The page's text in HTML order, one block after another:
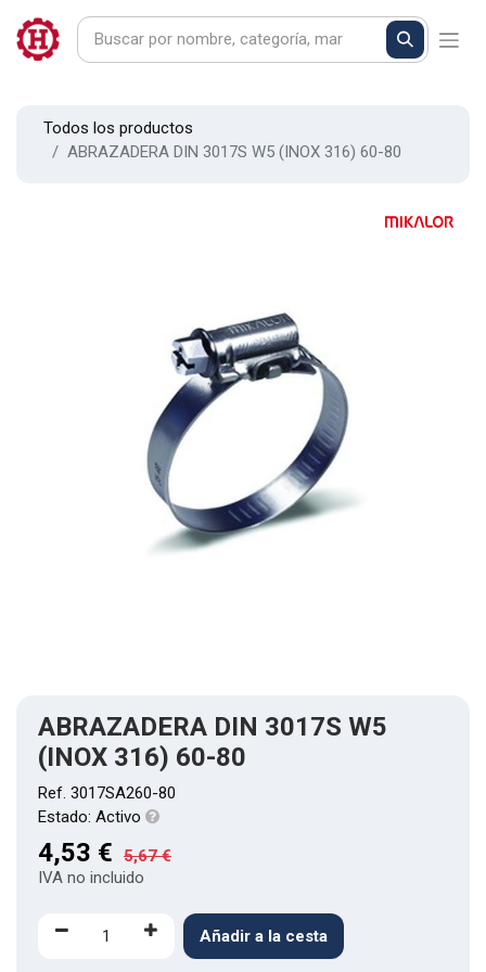
Todos los productos
ABRAZADERA DIN 3017S W5 (INOX 316) 60-80
ABRAZADERA DIN 3017S W5
(INOX 316) 60-80
Ref. 3017SA260-80
Estado: Activo
4,53 € 5,67€
IVA no incluido
Añadir a la cesta